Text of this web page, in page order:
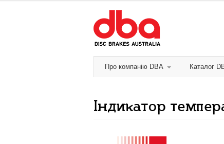
Про компанію DBA Каталог
Індикатор